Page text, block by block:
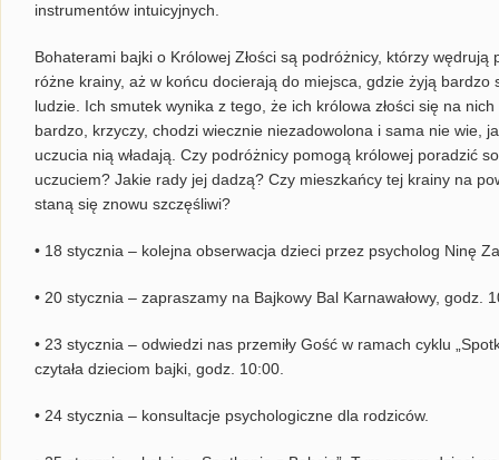
instrumentów intuicyjnych.
Bohaterami bajki o Królowej Złości są podróżnicy, którzy wędrują
różne krainy, aż w końcu docierają do miejsca, gdzie żyją bardzo
ludzie. Ich smutek wynika z tego, że ich królowa złości się na nich
bardzo, krzyczy, chodzi wiecznie niezadowolona i sama nie wie,
uczucia nią władają. Czy podróżnicy pomogą królowej poradzić
uczuciem? Jakie rady jej dadzą? Czy mieszkańcy tej krainy na
staną się znowu szczęśliwi?
• 18 stycznia – kolejna obserwacja dzieci przez psycholog Ninę
• 20 stycznia – zapraszamy na Bajkowy Bal Karnawałowy, godz.
• 23 stycznia – odwiedzi nas przemiły Gość w ramach cyklu
czytała dzieciom bajki, godz. 10:00.
• 24 stycznia – konsultacje psychologiczne dla rodziców.